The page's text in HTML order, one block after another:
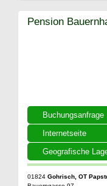
Buchungsanfrage
Internetseite
Geografische
Pension
01824 Gohrisch, OT